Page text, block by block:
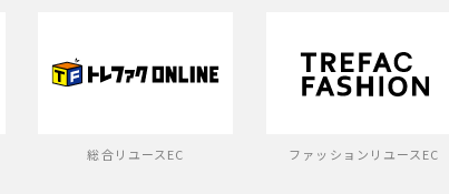
総合リユースEC ファッションリユースEC